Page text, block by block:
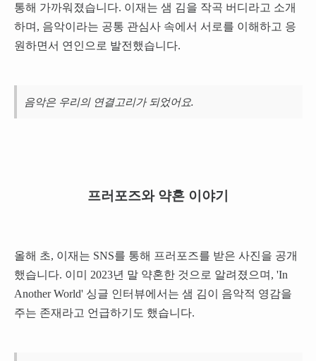
통해 가까워졌습니다. 이재는 샘 김을 작곡 버디라고 소개
하며, 음악이라는 공통 관심사 속에서 서로를 이해하고 응
원하면서 연인으로 발전했습니다.
음악은 우리의 연결고리가 되었어요.
프러포즈와 약혼 이야기
올해 초, 이재는 SNS를 통해 프러포즈를 받은 사진을 공개
했습니다. 이미 2023년 말 약혼한 것으로 알려졌으며, 'In
Another World' 싱글 인터뷰에서는 샘 김이 음악적 영감을
주는 존재라고 언급하기도 했습니다.